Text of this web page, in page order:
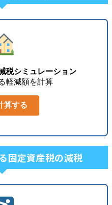
税シミュレーション
軽減額を計算
算する
固定資産税の減税